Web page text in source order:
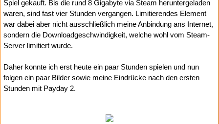
Spiel gekauft. Bis die rund 8 Gigabyte via Steam heruntergeladen
waren, sind fast vier Stunden vergangen. Limitierendes Element
war dabei aber nicht ausschließlich meine Anbindung ans Internet,
sondern die Downloadgeschwindigkeit, welche wohl vom Steam-
Server limitiert wurde.
Daher konnte ich erst heute ein paar Stunden spielen und nun
folgen ein paar Bilder sowie meine Eindrücke nach den ersten
Stunden mit Payday 2.